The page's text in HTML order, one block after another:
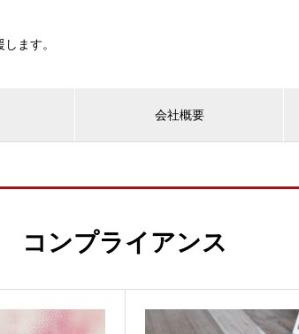
ます。
会社概要
コンプライアンス